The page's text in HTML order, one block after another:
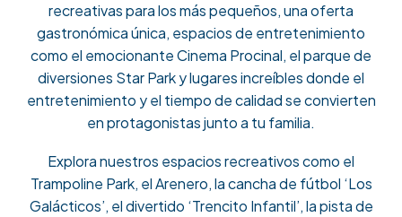
recreativas para los más pequeños, una oferta
gastronómica única, espacios de entretenimiento
como el emocionante Cinema Procinal, el parque de
diversiones Star Park y lugares increíbles donde el
entretenimiento y el tiempo de calidad se convierten
en protagonistas junto a tu familia.
Explora nuestros espacios recreativos como el
Trampoline Park, el Arenero, la cancha de fútbol ‘Los
Galácticos’, el divertido ‘Trencito Infantil’, la pista de